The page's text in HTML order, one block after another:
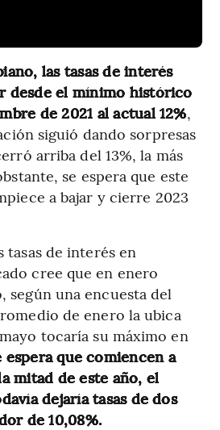
las tasas de interés
desde el mínimo histórico
de 2021 al actual 12%,
siguió dando sorpresas
arriba del 13%, la más
se espera que este
a bajar y cierre 2023
tasas de interés en
cree que en enero
según una encuesta del
de enero la ubica
tocaría su máximo en
espera que comiencen a
mitad de este año, el
dejaría tasas de dos
de 10,08%.